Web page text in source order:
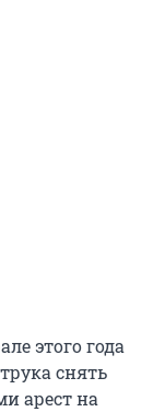
этого года
снять
арест на